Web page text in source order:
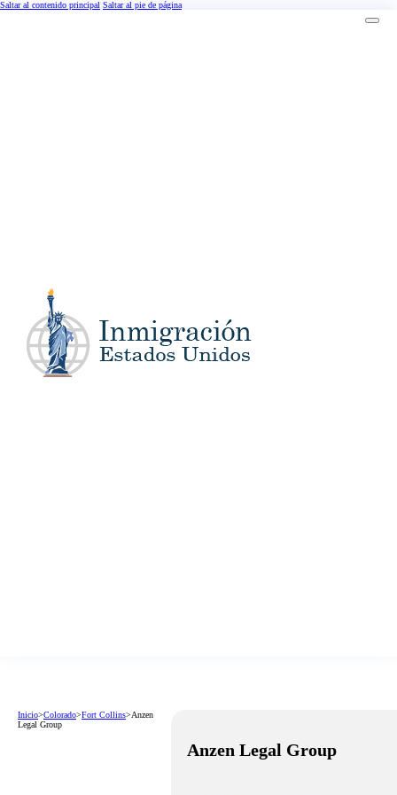
Saltar al contenido principal Saltar al pie de página
Inicio>Colorado>Fort Collins>Anzen
Legal Group
Anzen Legal Group